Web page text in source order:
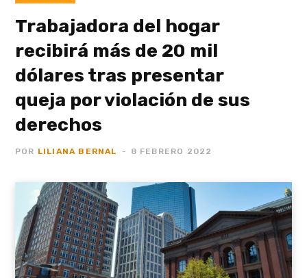
k
Trabajadora del hogar
recibirá más de 20 mil
dólares tras presentar
queja por violación de sus
derechos
POR LILIANA BERNAL 8 FEBRERO 2022